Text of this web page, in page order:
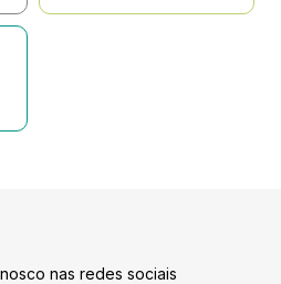
nas redes sociais